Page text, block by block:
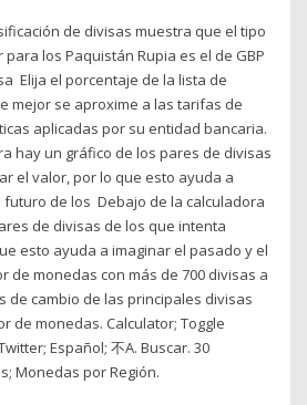
de divisas muestra que el tipo
los Paquistán Rupia es el de GBP
Elija el porcentaje de la lista de
mejor se aproxime a las tarifas de
aplicadas por su entidad bancaria.
hay un gráfico de los pares de divisas
el valor, por lo que esto ayuda a
de los Debajo de la calculadora
de divisas de los que intenta
esto ayuda a imaginar el pasado y el
de monedas con más de 700 divisas a
de cambio de las principales divisas
de monedas. Calculator; Toggle
Español; 不A. Buscar. 30
Monedas por Región.